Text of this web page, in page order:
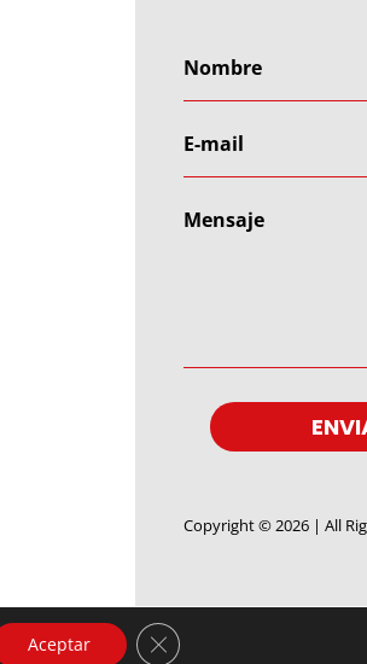
Copyright © 2026 | All
(+54 9)11 3151 0372
Aceptar Cerrar el banner de